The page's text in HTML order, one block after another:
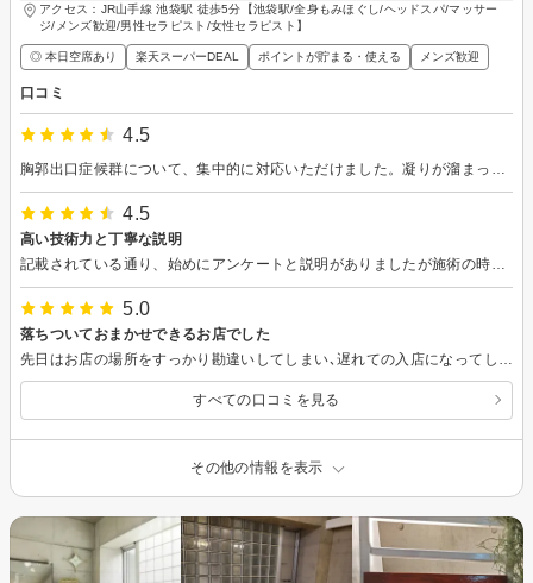
アクセス：JR山手線 池袋駅 徒歩5分【池袋駅/全身もみほぐし/ヘッドスパ/マッサー
ジ/メンズ歓迎/男性セラピスト/女性セラピスト】
◎ 本日空席あり 楽天スーパーDEAL ポイントが貯まる・使える メンズ歓迎
口コミ
4.5
4.5
高い技術力と丁寧な説明
5.0
落ちついておまかせできるお店でした
すべての口コミを見る
その他の情報を表示